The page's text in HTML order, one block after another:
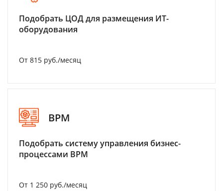
Подобрать ЦОД для размещения ИТ-
оборудования
От 815 руб./месяц
BPM
Подобрать систему управления бизнес-
процессами BPM
От 1 250 руб./месяц